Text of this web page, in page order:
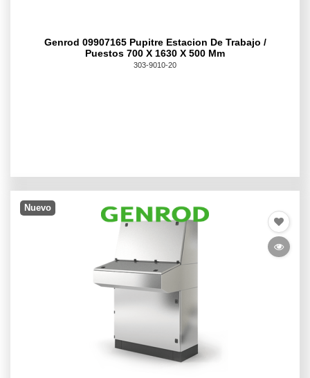
Genrod 09907165 Pupitre Estacion De Trabajo /
Puestos 700 X 1630 X 500 Mm
303-9010-20
Nuevo